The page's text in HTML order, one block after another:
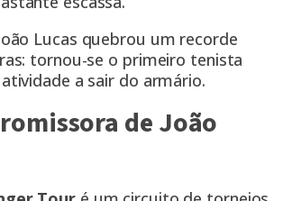
Lucas quebrou um recorde
tornou-se o primeiro tenista
a sair do armário.
de João